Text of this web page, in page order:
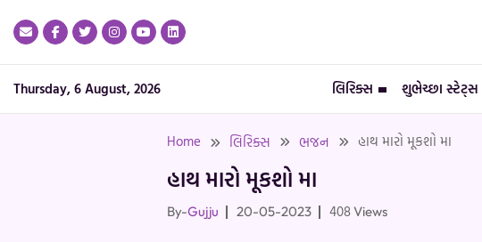
Thursday, 6 August, 2026 લિરિક્સ શુભેચ્છા સ્ટેટ્સ
Home લિરિક્સ ભજન હાથ મારો મૂકશો મા
હાથ મારો મૂકશો મા
By-Gujju 20-05-2023 408Views